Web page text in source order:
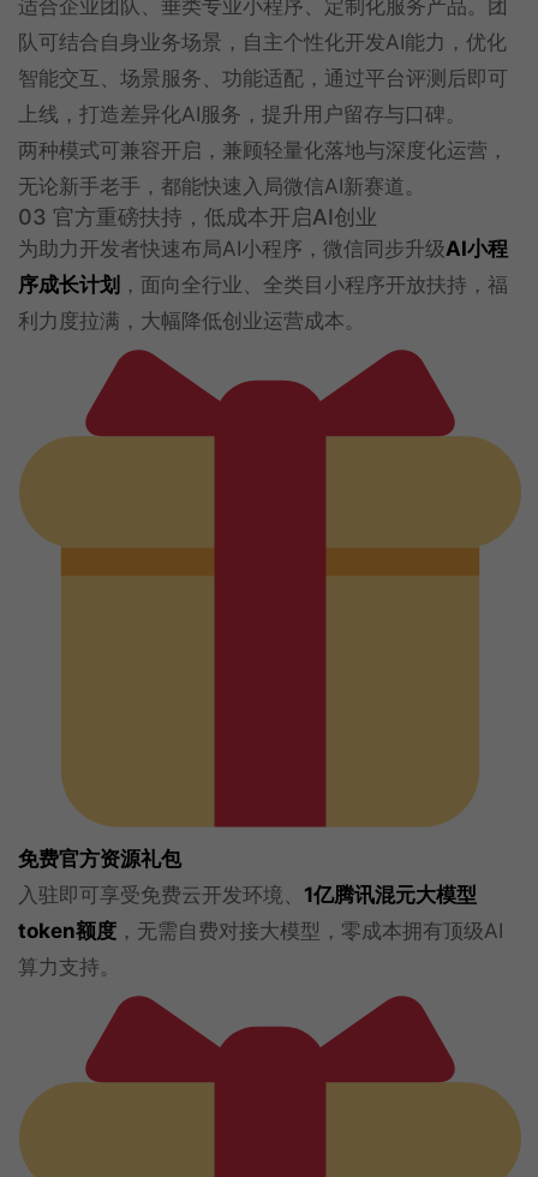
适合企业团队、垂类专业小程序、定制化服务产品。团
队可结合自身业务场景，自主个性化开发AI能力，优化
智能交互、场景服务、功能适配，通过平台评测后即可
上线，打造差异化AI服务，提升用户留存与口碑。
两种模式可兼容开启，兼顾轻量化落地与深度化运营，
无论新手老手，都能快速入局微信AI新赛道。
03 官方重磅扶持，低成本开启AI创业
为助力开发者快速布局AI小程序，微信同步升级AI小程
序成长计划 ，面向全行业、全类目小程序开放扶持，福
利力度拉满，大幅降低创业运营成本。
免费官方资源礼包
入驻即可享受免费云开发环境、 1亿腾讯混元大模型
token额度 ，无需自费对接大模型，零成本拥有顶级AI
算力支持。